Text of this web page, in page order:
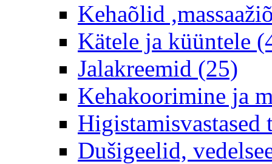
Kehaõlid
Kätele ja küüntele
Jalakreemid (25)
Kehakoorimine ja
Higistamisvastased
Dušigeelid,